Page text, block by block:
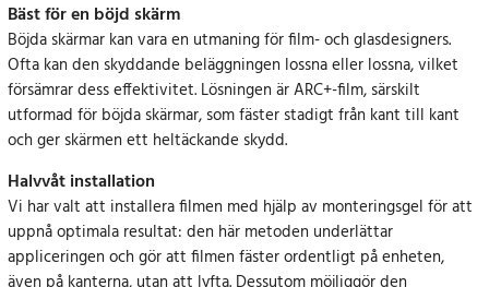
Bäst för en böjd skärm
Böjda skärmar kan vara en utmaning för film- och glasdesigners.
Ofta kan den skyddande beläggningen lossna eller lossna, vilket
försämrar dess effektivitet. Lösningen är ARC+-film, särskilt
utformad för böjda skärmar, som fäster stadigt från kant till kant
och ger skärmen ett heltäckande skydd.
Halvvåt installation
Vi har valt att installera filmen med hjälp av monteringsgel för att
uppnå optimala resultat: den här metoden underlättar
appliceringen och gör att filmen fäster ordentligt på enheten,